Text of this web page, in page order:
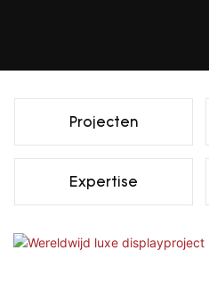
Projecten
Expertise